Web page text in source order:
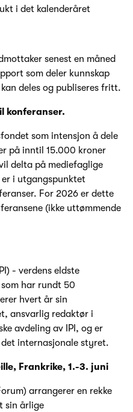
i det kalenderåret
senest en måned
som deler kunnskap
deles og publiseres fritt.
konferanser.
som intensjon å dele
på inntil 15.000 kroner
delta på mediefaglige
er i utgangspunktet
For 2026 er dette
(ikke uttømmende
- verdens eldste
har rundt 50
hvert år sin
ansvarlig redaktør i
avdeling av IPI, og er
internasjonale styret.
Frankrike, 1.-3. juni
arrangerer en rekke
sin årlige